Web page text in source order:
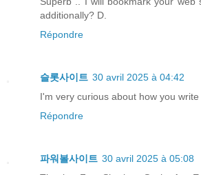
additionally? D.
Répondre
슬롯사이트 30 avril 2025 à 04:42
I'm very curious about how you
Répondre
파워볼사이트 30 avril 2025 à 05:08